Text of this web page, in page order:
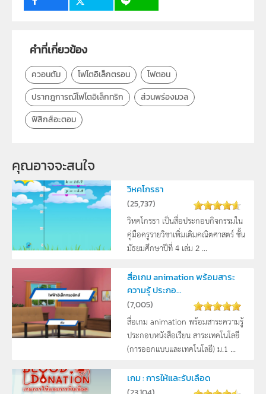
กลุ่มเป้าหมาย
คำที่เกี่ยวข้อง
ควอนตัม โฟโตอิเล็กตรอน
โฟตอน
ปรากฎการณ์โฟโตอิเล็กทริก
ส่วนพร่องมวล
ฟิสิกส์อะตอม
คุณอาจจะสนใจ
วิหคโกรธา
(25,737)
วิหคโกรธา เป็นสื่อประกอบกิจกรรมใน
คู่มือครูรายวิชาเพิ่มเติมคณิตศาสตร์ ชั้น
มัธยมศึกษาปีที่ 4 เล่ม 2 ...
สื่อเกม animation พร้อมสาระ
ความรู้ ประกอ...
(7,005)
สื่อเกม animation พร้อมสาระความรู้
ประกอบหนังสือเรียน สาระเทคโนโลยี
(การออกแบบและเทคโนโลยี) ม.1 ...
เกม : การให้และรับเลือด